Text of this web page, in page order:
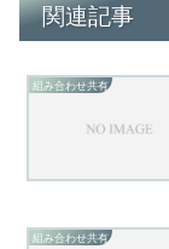
関連記事
組み合わせ共有
組み合わせ共有